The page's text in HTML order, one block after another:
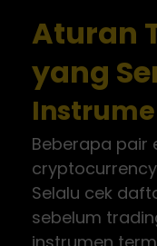
Aturan
yang
Beberapa pair
Selalu cek
sebelum
instrumen